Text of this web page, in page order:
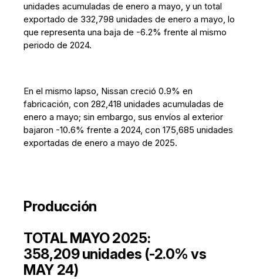
unidades acumuladas de enero a mayo, y un total
exportado de 332,798 unidades de enero a mayo, lo
que representa una baja de -6.2% frente al mismo
periodo de 2024.
En el mismo lapso, Nissan creció 0.9% en
fabricación, con 282,418 unidades acumuladas de
enero a mayo; sin embargo, sus envíos al exterior
bajaron -10.6% frente a 2024, con 175,685 unidades
exportadas de enero a mayo de 2025.
Producción
TOTAL MAYO 2025:
358,209 unidades (-2.0% vs
MAY 24)